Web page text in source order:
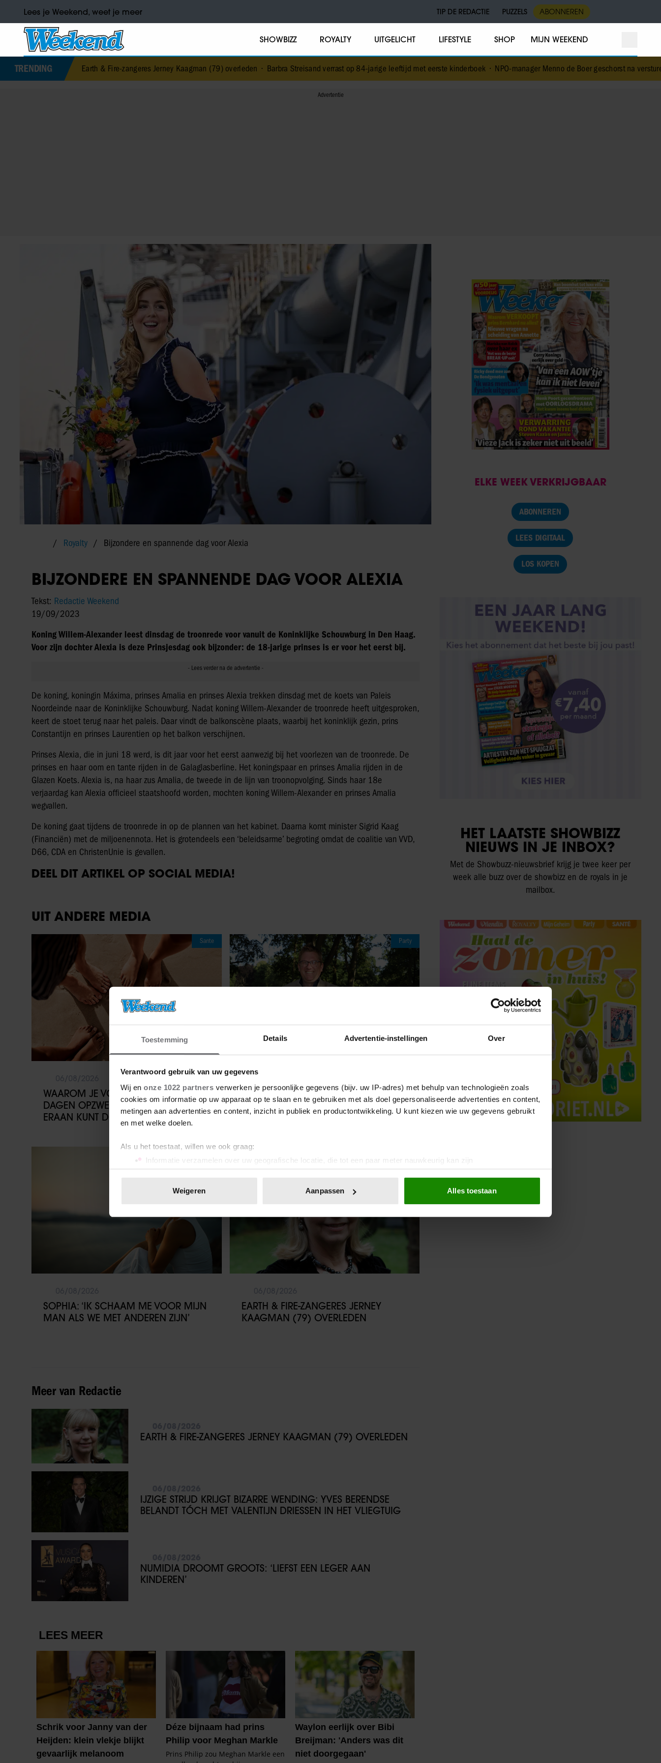
Toestemming Details Advertentie-instellingen Over
Verantwoord gebruik van uw gegevens
Wij en onze 1022 partners verwerken je persoonlijke gegevens (bijv. uw IP-adres) met behulp van technologieën zoals
cookies om informatie op uw apparaat op te slaan en te gebruiken met als doel gepersonaliseerde advertenties en content,
metingen aan advertenties en content, inzicht in publiek en productontwikkeling. U kunt kiezen wie uw gegevens gebruikt
en met welke doelen.
Als u het toestaat, willen we ook graag:
Informatie verzamelen over uw geografische locatie, die tot een paar meter nauwkeurig kan zijn
Uw apparaat identificeren door het actief te scannen op specifieke eigenschappen (fingerprinting)
toestemming op elk moment wijzigen of intrekken in de Cookieverklaring.
We gebruiken cookies om content en advertenties te personaliseren, om functies voor social media te bieden en om ons
websiteverkeer te analyseren. Ook delen we informatie over uw gebruik van onze site met onze partners voor social
media, adverteren en analyse. Deze partners kunnen deze gegevens combineren met andere informatie die u aan ze heeft
verstrekt of die ze hebben verzameld op basis van uw gebruik van hun services. U gaat akkoord met onze cookies als u
Weigeren Aanpassen Alles toestaan
Lees je Weekend, weet je meer TIP DE REDACTIE PUZZELS ABONNEREN
SHOWBIZZ ROYALTY UITGELICHT LIFESTYLE SHOP MIJN WEEKEND
TRENDING
Earth & Fire-zangeres Jerney Kaagman (79) overleden•Barbra Streisand verrast op 84-jarige leeftijd met eerste kinderboek•NPO-manager Menno de Boer geschorst na versturen dickpic in
Royalty Bijzondere en spannende dag voor Alexia
BIJZONDERE EN SPANNENDE DAG VOOR ALEXIA
Tekst: Redactie Weekend
19/09/2023
Koning Willem-Alexander leest dinsdag de troonrede voor vanuit de Koninklijke Schouwburg in Den Haag.
Voor zijn dochter Alexia is deze Prinsjesdag ook bijzonder: de 18-jarige prinses is er voor het eerst bij.
De koning, koningin Máxima, prinses Amalia en prinses Alexia trekken dinsdag met de koets van Paleis
Noordeinde naar de Koninklijke Schouwburg. Nadat koning Willem-Alexander de troonrede heeft uitgesproken,
keert de stoet terug naar het paleis. Daar vindt de balkonscène plaats, waarbij het koninklijk gezin, prins
Constantijn en prinses Laurentien op het balkon verschijnen.
Prinses Alexia, die in juni 18 werd, is dit jaar voor het eerst aanwezig bij het voorlezen van de troonrede. De
prinses en haar oom en tante rijden in de Galaglasberline. Het koningspaar en prinses Amalia rijden in de
Glazen Koets. Alexia is, na haar zus Amalia, de tweede in de lijn van troonopvolging. Sinds haar 18e
verjaardag kan Alexia officieel staatshoofd worden, mochten koning Willem-Alexander en prinses Amalia
wegvallen.
De koning gaat tijdens de troonrede in op de plannen van het kabinet. Daarna komt minister Sigrid Kaag
(Financiën) met de miljoenennota. Het is grotendeels een ‘beleidsarme’ begroting omdat de coalitie van VVD,
D66, CDA en ChristenUnie is gevallen.
DEEL DIT ARTIKEL OP SOCIAL MEDIA!
UIT ANDERE MEDIA
Sante
WAAROM JE VOETEN OP WARME
DAGEN OPZWELLEN (EN WAT JE
ERAAN KUNT DOEN)
Party
JAÏR FERWERDA OPENHARTIG OVER
ZIJN JEUGD: “MIJN ZUS IS MIJN
MORELE KOMPAS”
SOPHIA: ‘IK SCHAAM ME VOOR MIJN
MAN ALS WE MET ANDEREN ZIJN’
EARTH & FIRE-ZANGERES JERNEY
KAAGMAN (79) OVERLEDEN
Meer van Redactie
EARTH & FIRE-ZANGERES JERNEY KAAGMAN (79) OVERLEDEN
IJZIGE STRIJD KRIJGT BIZARRE WENDING: YVES BERENDSE
BELANDT TÓCH MET VALENTIJN DRIESSEN IN HET VLIEGTUIG
NUMIDIA DROOMT GROOTS: ‘LIEFST EEN LEGER AAN
KINDEREN’
ELKE WEEK VERKRIJGBAAR
ABONNEREN
LEES DIGITAAL
LOS KOPEN
HET LAATSTE SHOWBIZZ
NIEUWS IN JE INBOX?
Met de Showbuzz-nieuwsbrief krijg je twee keer per
week alle buzz over de showbizz en de royals in je
mailbox.